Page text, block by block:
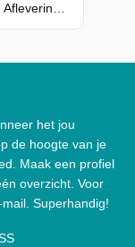
Seizoen 19, Aflevering 1 - Splinter Chabot
het jou
de hoogte van je
Maak een profiel
overzicht. Voor
Superhandig!